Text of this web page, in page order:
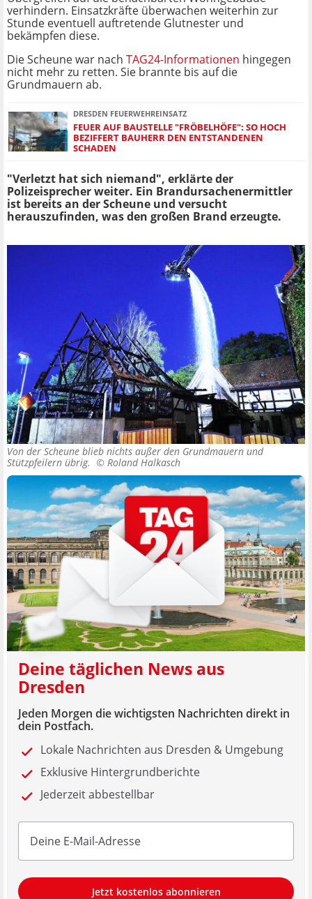
verhindern. Einsatzkräfte überwachen weiterhin zur
Stunde eventuell auftretende Glutnester und
bekämpfen diese.
Die Scheune war nach TAG24-Informationen hingegen
nicht mehr zu retten. Sie brannte bis auf die
Grundmauern ab.
DRESDEN FEUERWEHREINSATZ
FEUER AUF BAUSTELLE "FRÖBELHÖFE": SO HOCH
BEZIFFERT BAUHERR DEN ENTSTANDENEN
SCHADEN
"Verletzt hat sich niemand", erklärte der
Polizeisprecher weiter. Ein Brandursachenermittler
ist bereits an der Scheune und versucht
herauszufinden, was den großen Brand erzeugte.
Von der Scheune blieb nichts außer den Grundmauern und
Stützpfeilern übrig. © Roland Halkasch
Deine täglichen News aus
Dresden
Jeden Morgen die wichtigsten Nachrichten direkt in
dein Postfach.
Lokale Nachrichten aus Dresden & Umgebung
Exklusive Hintergrundberichte
Jederzeit abbestellbar
Jetzt kostenlos abonnieren